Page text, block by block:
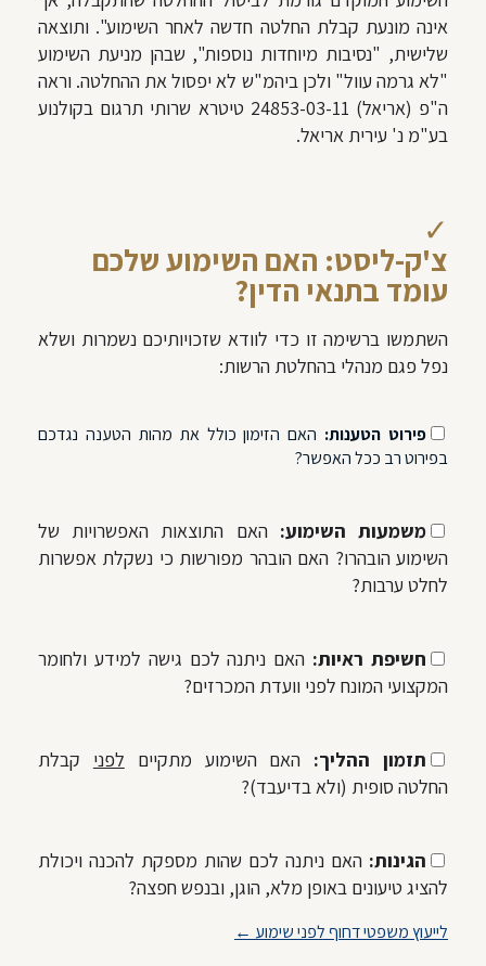
אינה מונעת קבלת החלטה חדשה לאחר השימוע". ותוצאה
שלישית, "נסיבות מיוחדות נוספות", שבהן מניעת השימוע
"לא גרמה עוול" ולכן ביהמ"ש לא יפסול את ההחלטה. וראה
ה"פ (אריאל) 24853-03-11‏ ‏טיטרא שרותי תרגום בקולנוע
בע"מ נ' עירית אריאל.
✓
צ'ק-ליסט: האם השימוע שלכם
עומד בתנאי הדין?
השתמשו ברשימה זו כדי לוודא שזכויותיכם נשמרות ושלא
נפל פגם מנהלי בהחלטת הרשות:
פירוט הטענות: האם הזימון כולל את מהות הטענה נגדכם
בפירוט רב ככל האפשר?
משמעות השימוע:האם התוצאות האפשרויות של
השימוע הובהרו? האם הובהר מפורשות כי נשקלת אפשרות
לחלט ערבות?
חשיפת ראיות: האם ניתנה לכם גישה למידע ולחומר
המקצועי המונח לפני וועדת המכרזים?
תזמון ההליך: האם השימוע מתקיים לפני קבלת
החלטה סופית (ולא בדיעבד)?
הגינות: האם ניתנה לכם שהות מספקת להכנה ויכולת
להציג טיעונים באופן מלא, הוגן, ובנפש חפצה?
לייעוץ משפטי דחוף לפני שימוע ←